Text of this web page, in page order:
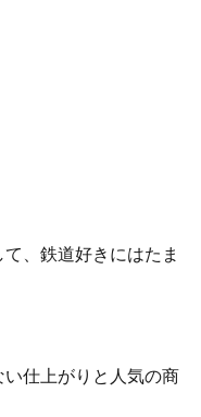
、鉄道好きにはたま
仕上がりと人気の商